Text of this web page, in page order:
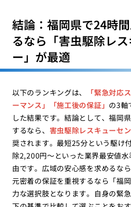
結論：福岡県で24時
るなら「害虫駆除レ
ー」が最適
以下のランキングは、
「緊急対応
ーマンス」「施工後の保証」 の3軸
した結果です。結論として、福岡
するなら、 害虫駆除レスキューセ
奨されます。最短25分という駆け
除2,200円〜といった業界最安値
由です。広域の安心感を求めるな
元密着の保証を重視するなら「福
力な選択肢となります。自身の緊